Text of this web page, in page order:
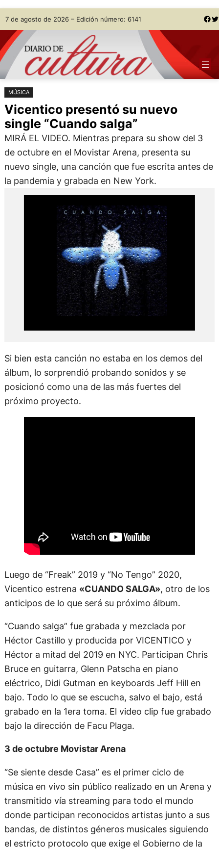
Saltar
al
contenido
Skip
to
content
7 de agosto de 2026 – Edición número: 6141 Facebook Twitter
MÚSICA
Vicentico presentó su nuevo
single “Cuando salga”
MIRÁ EL VIDEO. Mientras prepara su show del 3
de octubre en el Movistar Arena, presenta su
nuevo single, una canción que fue escrita antes de
la pandemia y grabada en New York.
Si bien esta canción no estaba en los demos del
álbum, lo sorprendió probando sonidos y se
posicionó como una de las más fuertes del
próximo proyecto.
Luego de “Freak” 2019 y “No Tengo” 2020,
Vicentico estrena «CUANDO SALGA», otro de los
anticipos de lo que será su próximo álbum.
“Cuando salga” fue grabada y mezclada por
Héctor Castillo y producida por VICENTICO y
Héctor a mitad del 2019 en NYC. Participan Chris
Bruce en guitarra, Glenn Patscha en piano
eléctrico, Didi Gutman en keyboards Jeff Hill en
bajo. Todo lo que se escucha, salvo el bajo, está
grabado en la 1era toma. El video clip fue grabado
bajo la dirección de Facu Plaga.
3 de octubre Movistar Arena
“Se siente desde Casa” es el primer ciclo de
música en vivo sin público realizado en un Arena y
transmitido vía streaming para todo el mundo
donde participan reconocidos artistas junto a sus
bandas, de distintos géneros musicales siguiendo
el estricto protocolo que exige el Gobierno de la